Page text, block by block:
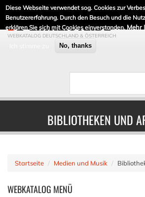
Diese Webseite verwendet sog. Cookies zur
Benutzererfahrung. Durch den Besuch und die
erklären Sie sich mit Cookies einverstanden. Mehr
No, thanks
DE-LINKLISTE.DE
WEBKATALOG DEUTSCHLAND & ÖSTERREICH
BIBLIOTHEKEN UND
Startseite Medien und Musik
WEBKATALOG MENÜ